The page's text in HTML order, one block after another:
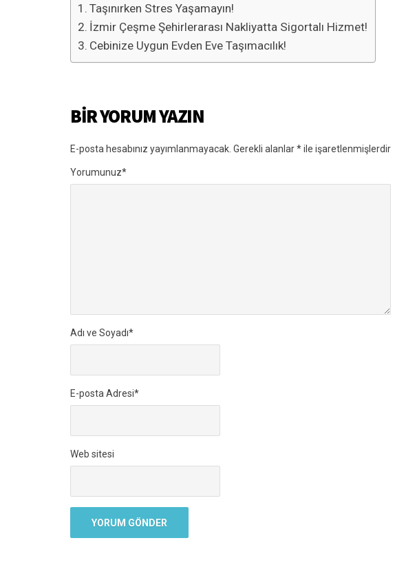
Taşınırken Stres Yaşamayın!
İzmir Çeşme Şehirlerarası Nakliyatta Sigortalı Hizmet!
Cebinize Uygun Evden Eve Taşımacılık!
BIR YORUM YAZIN
E-posta hesabınız yayımlanmayacak. Gerekli alanlar*ile işaretlenmişlerdir
Yorumunuz*
Adı ve Soyadı*
E-posta Adresi*
Web sitesi